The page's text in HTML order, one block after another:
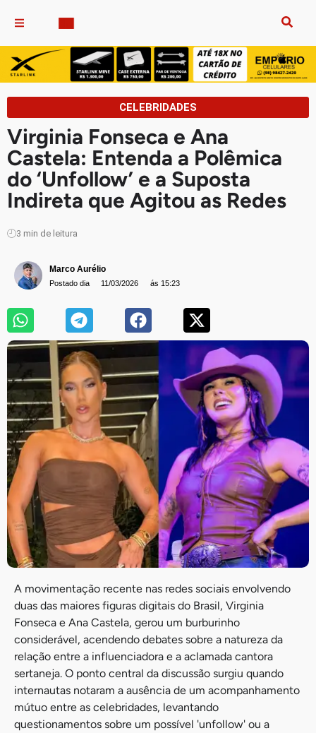
CELEBRIDADES
Virginia Fonseca e Ana
Castela: Entenda a Polêmica
do ‘Unfollow’ e a Suposta
Indireta que Agitou as Redes
3 min de leitura
Marco Aurélio
Postado dia 11/03/2026 ás 15:23
A movimentação recente nas redes sociais envolvendo
duas das maiores figuras digitais do Brasil, Virginia
Fonseca e Ana Castela, gerou um burburinho
considerável, acendendo debates sobre a natureza da
relação entre a influenciadora e a aclamada cantora
sertaneja. O ponto central da discussão surgiu quando
internautas notaram a ausência de um acompanhamento
mútuo entre as celebridades, levantando
questionamentos sobre um possível 'unfollow' ou a